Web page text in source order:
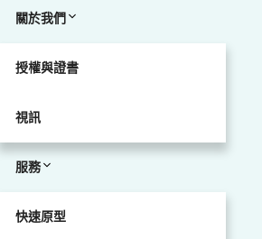
關於我們
授權與證書
視訊
服務
快速原型